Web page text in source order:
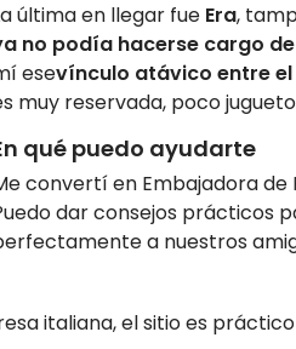
última en llegar fue Era,
no podía hacerse cargo
esevínculo atávico entre
muy reservada, poco
qué puedo ayudarte
convertí en Embajadora de
dar consejos prácticos
a nuestros
italiana, el sitio es